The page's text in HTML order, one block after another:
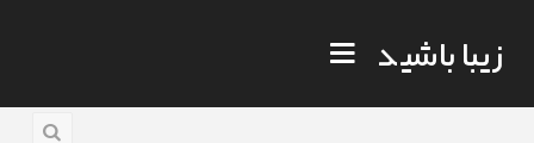
زیبا باشید